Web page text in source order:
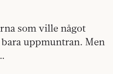
som ville något
uppmuntran. Men